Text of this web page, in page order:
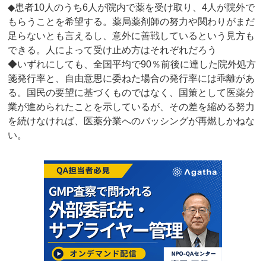
◆患者10人のうち6人が院内で薬を受け取り、4人が院外で
もらうことを希望する。薬局薬剤師の努力や関わりがまだ
足らないとも言えるし、意外に善戦しているという見方も
できる。人によって受け止め方はそれぞれだろう
◆いずれにしても、全国平均で90％前後に達した院外処方
箋発行率と、自由意思に委ねた場合の発行率には乖離があ
る。国民の要望に基づくものではなく、国策として医薬分
業が進められたことを示しているが、その差を縮める努力
を続けなければ、医薬分業へのバッシングが再燃しかねな
い。